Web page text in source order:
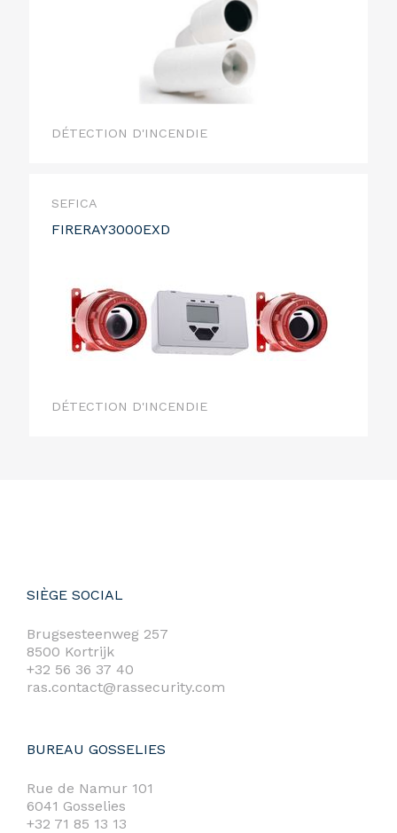
DÉTECTION D'INCENDIE
SEFICA
FIRERAY3000EXD
DÉTECTION D'INCENDIE
SIÈGE SOCIAL
Brugsesteenweg 257
8500 Kortrijk
+32 56 36 37 40
ras.contact@rassecurity.com
BUREAU GOSSELIES
Rue de Namur 101
6041 Gosselies
+32 71 85 13 13